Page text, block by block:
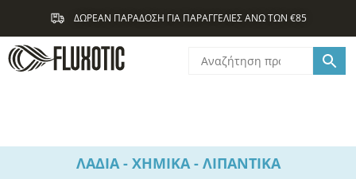
Μετάβαση
περιεχόμενο
ΔΩΡΕΑΝ ΠΑΡΑΔΟΣΗ ΓΙΑ ΠΑΡΑΓΓΕΛΙΕΣ ΑΝΩ ΤΩΝ €85
ΛΑΔΙΑ - ΧΗΜΙΚΑ - ΛΙΠΑΝΤΙΚΑ